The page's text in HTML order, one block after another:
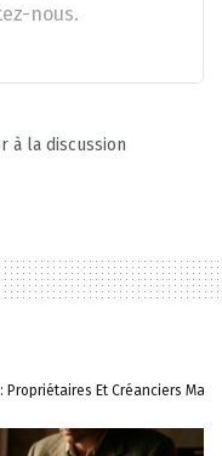
nous.
à la discussion
Et Créanciers